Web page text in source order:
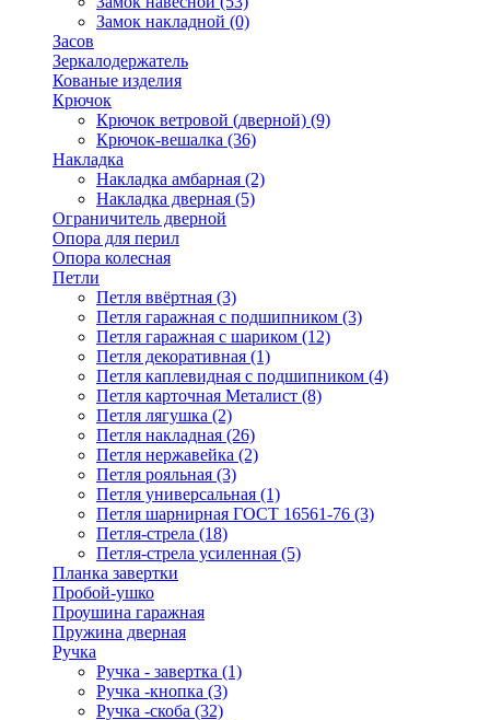
Замок накладной (0)
Засов
Зеркалодержатель
Кованые изделия
Крючок
Крючок ветровой (дверной) (9)
Крючок-вешалка (36)
Накладка
Накладка амбарная (2)
Накладка дверная (5)
Ограничитель дверной
Опора для перил
Опора колесная
Петли
Петля ввёртная (3)
Петля гаражная с подшипником (3)
Петля гаражная с шариком (12)
Петля декоративная (1)
Петля каплевидная с подшипником (4)
Петля карточная Металист (8)
Петля лягушка (2)
Петля накладная (26)
Петля нержавейка (2)
Петля рояльная (3)
Петля универсальная (1)
Петля шарнирная ГОСТ 16561-76 (3)
Петля-стрела (18)
Петля-стрела усиленная (5)
Планка завертки
Пробой-ушко
Проушина гаражная
Пружина дверная
Ручка
Ручка - завертка (1)
Ручка -кнопка (3)
Ручка -скоба (32)